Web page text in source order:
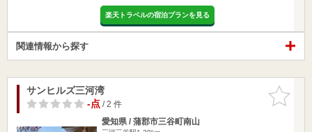
楽天トラベルの宿泊プランを見る
関連情報から探す
お気に入
りに追加
サンヒルズ三河湾
-点/ 2 件
愛知県 / 蒲郡市三谷町南山